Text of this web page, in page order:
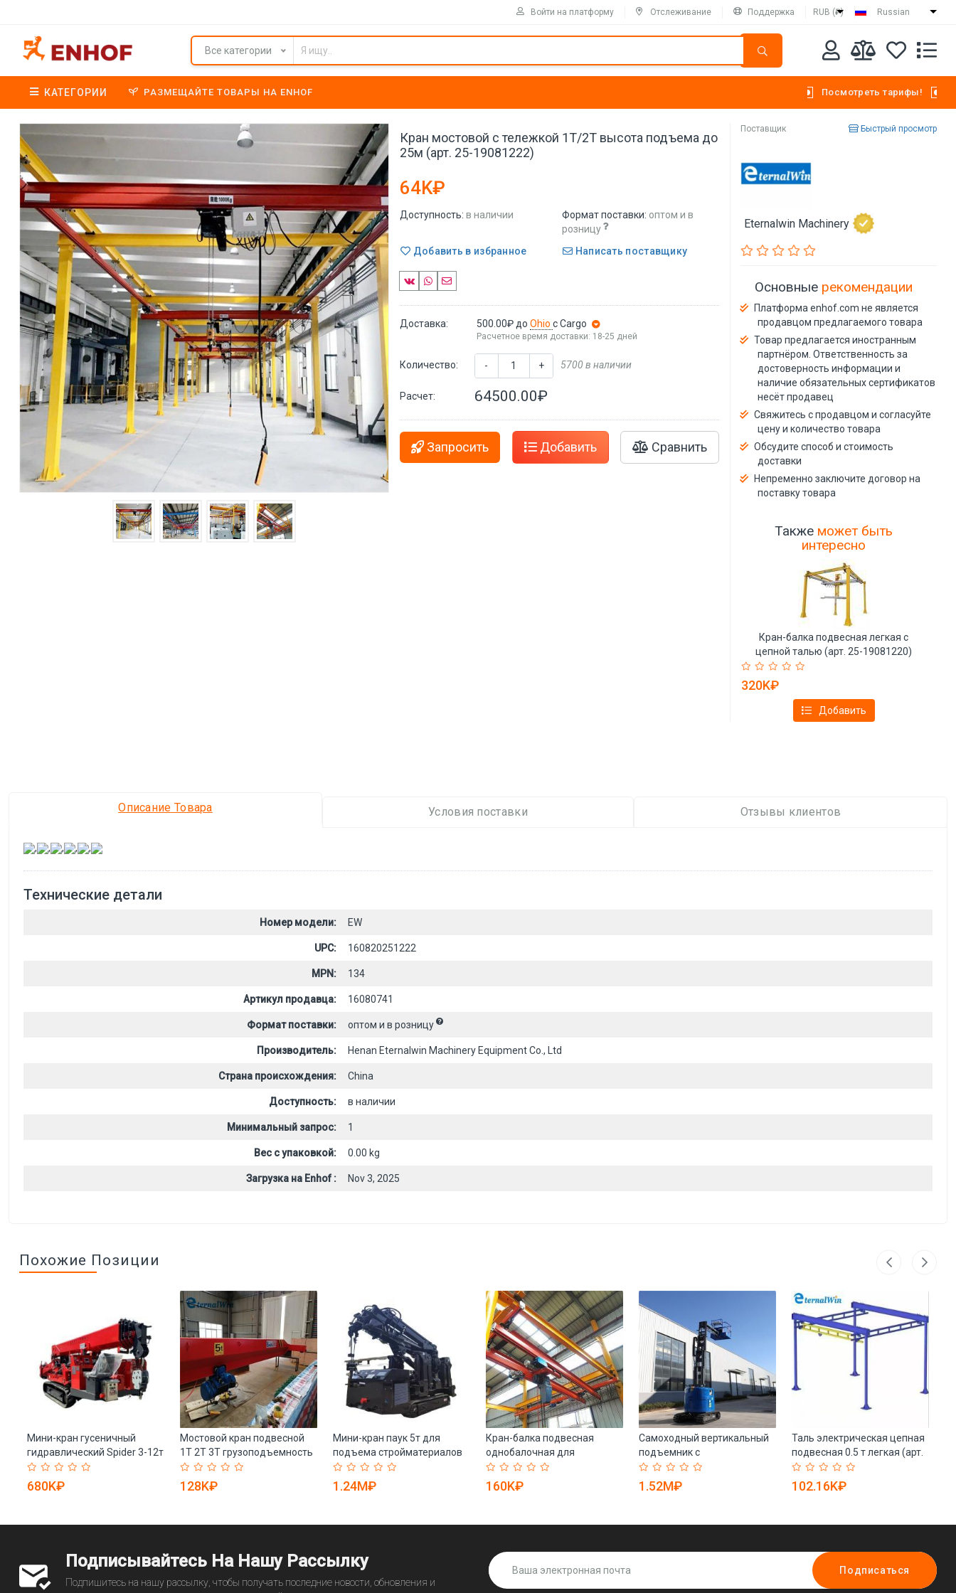
Войти на платформу Отслеживание Поддержка RUB (₽) Russian
Все категории
КАТЕГОРИИ РАЗМЕЩАЙТЕ ТОВАРЫ НА ENHOF Посмотреть тарифы!
Кран мостовой с тележкой 1Т/2Т высота подъема до
25м (арт. 25-19081222)
64K₽
Доступность: в наличии Формат поставки: оптом и в
розницу
Добавить в избранное
Написать поставщику
Доставка: 500.00₽ доOhioс Cargo
Расчетное время доставки: 18-25 дней
Количество: - + 5700 в наличии
Расчет: 64500.00₽
Запросить Добавить Сравнить
Поставщик Быстрый просмотр
Eternalwin Machinery
Основные рекомендации
Платформа enhof.com не является
продавцом предлагаемого товара
Товар предлагается иностранным
партнёром. Ответственность за
достоверность информации и
наличие обязательных сертификатов
несёт продавец
Свяжитесь с продавцом и согласуйте
цену и количество товара
Обсудите способ и стоимость
доставки
Непременно заключите договор на
поставку товара
Также может быть
интересно
Кран-балка подвесная легкая с
цепной талью (арт. 25-19081220)
320K₽
Добавить
Описание Товара Условия поставки Отзывы клиентов
, , , , ,
Технические детали
Номер модели: EW
UPC: 160820251222
MPN: 134
Артикул продавца: 16080741
Формат поставки: оптом и в розницу
Производитель: Henan Eternalwin Machinery Equipment Co., Ltd
Страна происхождения: China
Доступность: в наличии
Минимальный запрос: 1
Вес с упаковкой: 0.00 kg
Загрузка на Enhof : Nov 3, 2025
Похожие Позиции
Мини-кран гусеничный
гидравлический Spider 3-12т
для стройки (арт. 25-
19081405)
680K₽
Мостовой кран подвесной
1Т 2Т 3Т грузоподъемность
(арт. 25-19081025)
128K₽
Мини-кран паук 5т для
подъема стройматериалов
(арт. 25-19081234)
1.24M₽
Кран-балка подвесная
однобалочная для
помещений (арт. 25-
19081280)
160K₽
Самоходный вертикальный
подъемник с
дистанционным
управлением (арт. 25-
19081332)
1.52M₽
Таль электрическая цепная
подвесная 0.5 т легкая (арт.
25-19081148)
102.16K₽
Подписывайтесь На Нашу Рассылку
Подпишитесь на нашу рассылку, чтобы получать последние новости, обновления и
Подписаться